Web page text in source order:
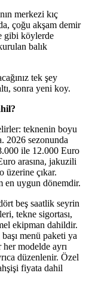
merkezi kıç
çoğu akşam demir
gibi köylerde
balık
tek şey
sonra yeni koy.
teknenin boyu
2026 sezonunda
ile 12.000 Euro
arasına, jakuzili
üzerine çıkar.
en uygun dönemdir.
beş saatlik seyrin
tekne sigortası,
ekipman dahildir.
menü paketi ya
modelde ayrı
düzenlenir. Özel
fiyata dahil